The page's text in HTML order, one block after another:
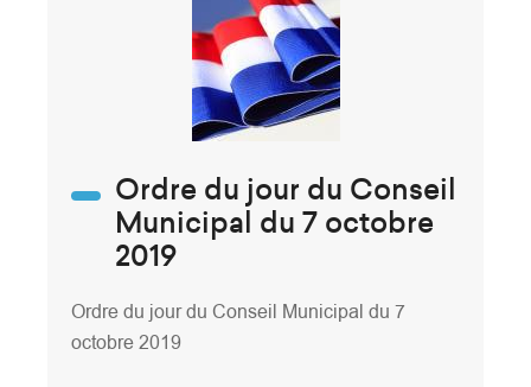
Ordre du jour du Conseil
Municipal du 7 octobre
2019
Ordre du jour du Conseil Municipal du 7
octobre 2019